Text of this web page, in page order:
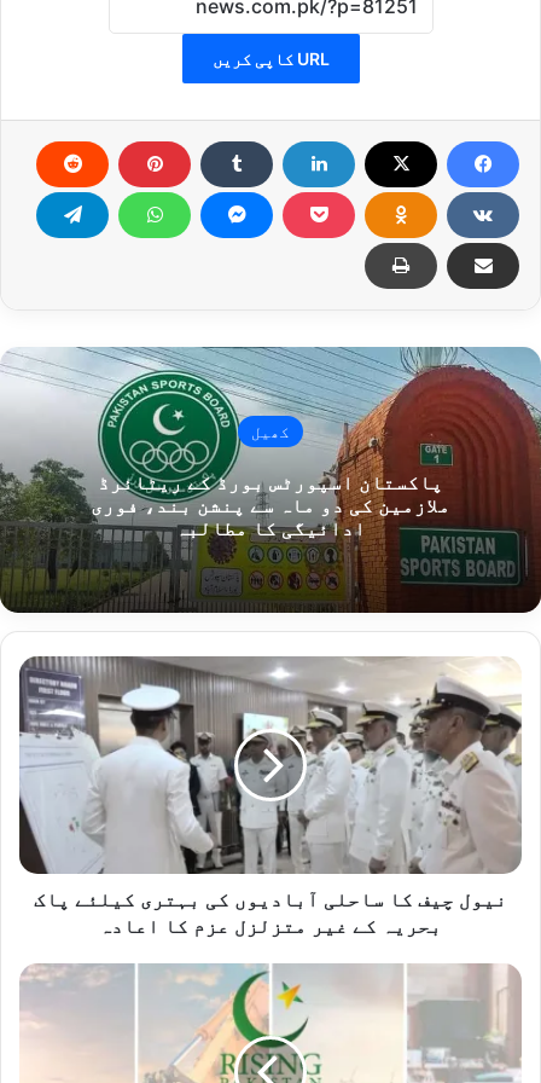
URL کاپی کریں
کھیل
پاکستان اسپورٹس بورڈ کے ریٹائرڈ
ملازمین کی دو ماہ سے پنشن بند، فوری
ادائیگی کا مطالبہ
ن
ی
و
ل
چ
ی
ف
ک
ا
ل
ا
نیول چیف کا ساحلی آبادیوں کی بہتری کیلئے پاک
بحریہ کے غیر متزلزل عزم کا اعادہ
ا
ئ